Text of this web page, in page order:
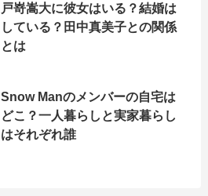
戸嵜嵩大に彼女はいる？結婚は
している？田中真美子との関係
とは
Snow Manのメンバーの自宅は
どこ？一人暮らしと実家暮らし
はそれぞれ誰